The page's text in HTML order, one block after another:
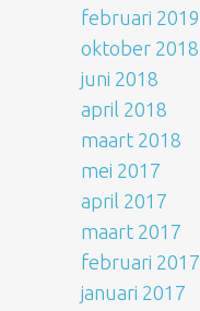
februari 2019
oktober 2018
juni 2018
april 2018
maart 2018
mei 2017
april 2017
maart 2017
februari 2017
januari 2017